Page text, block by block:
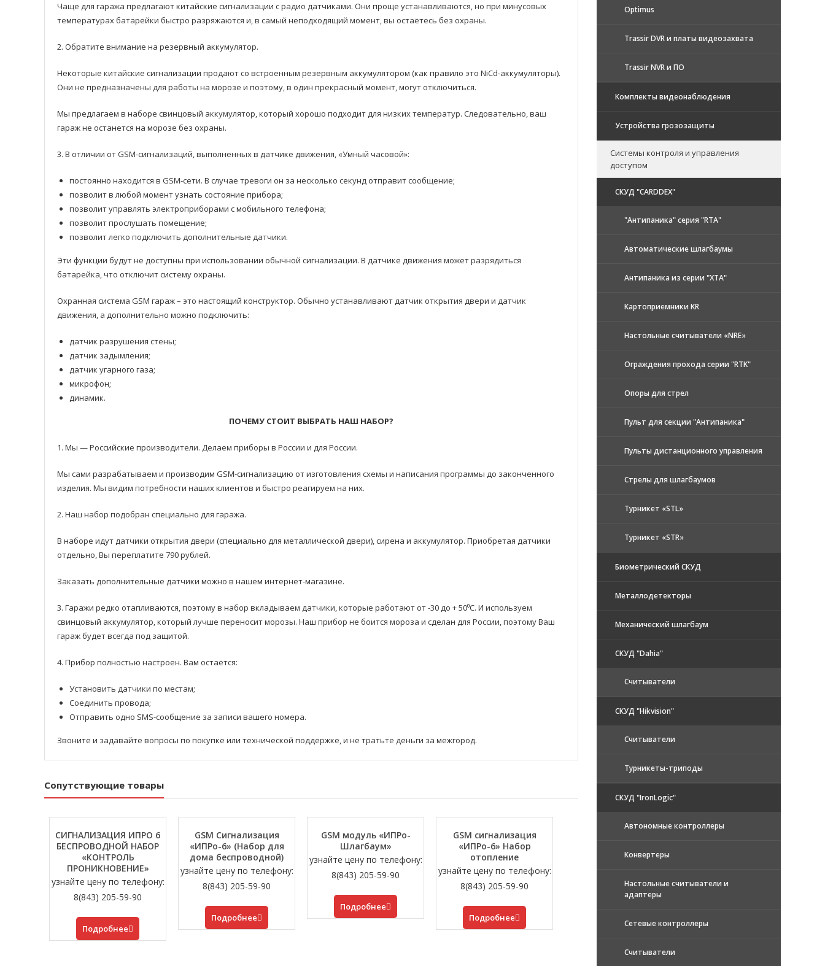
Чаще для гаража предлагают китайские сигнализации с радио датчиками. Они проще устанавливаются, но при минусовых
температурах батарейки быстро разряжаются и, в самый неподходящий момент, вы остаётесь без охраны.
2. Обратите внимание на резервный аккумулятор.
Некоторые китайские сигнализации продают со встроенным резервным аккумулятором (как правило это NiCd-аккумуляторы).
Они не предназначены для работы на морозе и поэтому, в один прекрасный момент, могут отключиться.
Мы предлагаем в наборе свинцовый аккумулятор, который хорошо подходит для низких температур. Следовательно, ваш
гараж не останется на морозе без охраны.
3. В отличии от GSM-сигнализаций, выполненных в датчике движения, «Умный часовой»:
постоянно находится в GSM-сети. В случае тревоги он за несколько секунд отправит сообщение;
позволит в любой момент узнать состояние прибора;
позволит управлять электроприборами с мобильного телефона;
позволит прослушать помещение;
позволит легко подключить дополнительные датчики.
Эти функции будут не доступны при использовании обычной сигнализации. В датчике движения может разрядиться
батарейка, что отключит систему охраны.
Охранная система GSM гараж – это настоящий конструктор. Обычно устанавливают датчик открытия двери и датчик
движения, а дополнительно можно подключить:
датчик разрушения стены;
датчик задымления;
датчик угарного газа;
микрофон;
динамик.
ПОЧЕМУ СТОИТ ВЫБРАТЬ НАШ НАБОР?
1. Мы — Российские производители. Делаем приборы в России и для России.
Мы сами разрабатываем и производим GSM-сигнализацию от изготовления схемы и написания программы до законченного
изделия. Мы видим потребности наших клиентов и быстро реагируем на них.
2. Наш набор подобран специально для гаража.
В наборе идут датчики открытия двери (специально для металлической двери), сирена и аккумулятор. Приобретая датчики
отдельно, Вы переплатите 790 рублей.
Заказать дополнительные датчики можно в нашем интернет-магазине.
3. Гаражи редко отапливаются, поэтому в набор вкладываем датчики, которые работают от -30 до + 50⁰С. И используем
свинцовый аккумулятор, который лучше переносит морозы. Наш прибор не боится мороза и сделан для России, поэтому Ваш
гараж будет всегда под защитой.
4. Прибор полностью настроен. Вам остаётся:
Установить датчики по местам;
Соединить провода;
Отправить одно SMS-сообщение за записи вашего номера.
Звоните и задавайте вопросы по покупке или технической поддержке, и не тратьте деньги за межгород.
Сопутствующие товары
СИГНАЛИЗАЦИЯ ИПРО 6
БЕСПРОВОДНОЙ НАБОР
«КОНТРОЛЬ
ПРОНИКНОВЕНИЕ»
узнайте цену по телефону:
8(843) 205-59-90
Подробнее
GSM Сигнализация
«ИПРо-6» (Набор для
дома беспроводной)
узнайте цену по телефону:
8(843) 205-59-90
Подробнее
GSM модуль «ИПРо-
Шлагбаум»
узнайте цену по телефону:
8(843) 205-59-90
Подробнее
GSM сигнализация
«ИПРо-6» Набор
отопление
узнайте цену по телефону:
8(843) 205-59-90
Подробнее
Optimus
Trassir DVR и платы видеозахвата
Trassir NVR и ПО
Комплекты видеонаблюдения
Устройства грозозащиты
Системы контроля и управления
доступом
CКУД "CARDDEX"
"Антипаника" серия "RTA"
Автоматические шлагбаумы
Антипаника из серии "XTA"
Картоприемники KR
Настольные считыватели «NRE»
Ограждения прохода серии "RTK"
Опоры для стрел
Пульт для секции "Антипаника"
Пульты дистанционного управления
Стрелы для шлагбаумов
Турникет «STL»
Турникет «STR»
Биометрический СКУД
Металлодетекторы
Механический шлагбаум
СКУД "Dahia"
Считыватели
СКУД "Hikvision"
Считыватели
Турникеты-триподы
СКУД "IronLogic"
Автономные контроллеры
Конвертеры
Настольные считыватели и
адаптеры
Сетевые контроллеры
Считыватели